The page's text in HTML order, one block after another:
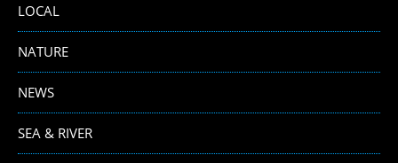
LOCAL
NATURE
NEWS
SEA & RIVER